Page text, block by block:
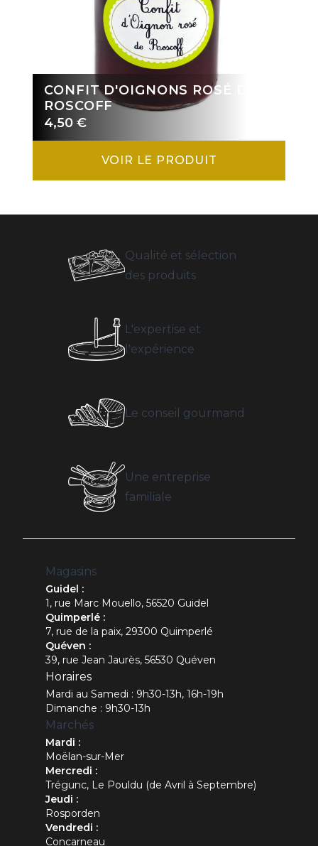
CONFIT D'OIGNONS ROSÉ DE
ROSCOFF
4,50 €
VOIR LE PRODUIT
Qualité et sélection
des produits
L'expertise et
l'expérience
Le conseil gourmand
Une entreprise
familiale
Magasins
Guidel :
1, rue Marc Mouello, 56520 Guidel
Quimperlé :
7, rue de la paix, 29300 Quimperlé
Quéven :
39, rue Jean Jaurès, 56530 Quéven
Horaires
Mardi au Samedi : 9h30-13h, 16h-19h
Dimanche : 9h30-13h
Marchés
Mardi :
Moëlan-sur-Mer
Mercredi :
Trégunc, Le Pouldu (de Avril à Septembre)
Jeudi :
Rosporden
Vendredi :
Concarneau